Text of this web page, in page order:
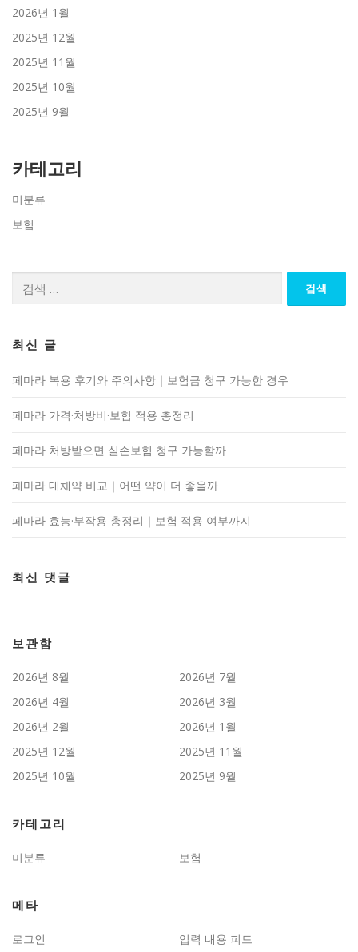
2026년 1월
2025년 12월
2025년 11월
2025년 10월
2025년 9월
카테고리
미분류
보험
최신 글
페마라 복용 후기와 주의사항｜보험금 청구 가능한 경우
페마라 가격·처방비·보험 적용 총정리
페마라 처방받으면 실손보험 청구 가능할까
페마라 대체약 비교｜어떤 약이 더 좋을까
페마라 효능·부작용 총정리｜보험 적용 여부까지
최신 댓글
보관함
2026년 8월
2026년 7월
2026년 4월
2026년 3월
2026년 2월
2026년 1월
2025년 12월
2025년 11월
2025년 10월
2025년 9월
카테고리
미분류 보험
메타
로그인 입력 내용 피드